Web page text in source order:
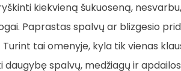
kiekvieną šukuoseną,
Paprastas spalvų ar blizgesio
tai omenyje, kyla tik vienas
spalvų, medžiagų ir